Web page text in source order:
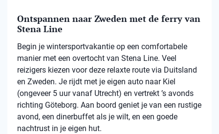
Ontspannen naar Zweden met de ferry van
Stena Line
Begin je wintersportvakantie op een comfortabele
manier met een overtocht van Stena Line. Veel
reizigers kiezen voor deze relaxte route via Duitsland
en Zweden. Je rijdt met je eigen auto naar Kiel
(ongeveer 5 uur vanaf Utrecht) en vertrekt ’s avonds
richting Göteborg. Aan boord geniet je van een rustige
avond, een dinerbuffet als je wilt, en een goede
nachtrust in je eigen hut.